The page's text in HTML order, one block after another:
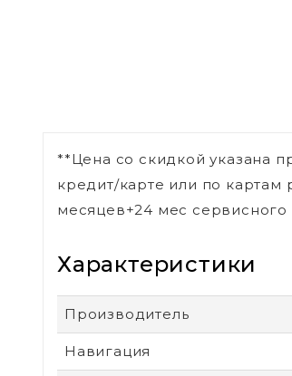
**Цена со скидкой указана
кредит/карте или по картам
месяцев+24 мес сервисного
Характеристики
Производитель
Навигация